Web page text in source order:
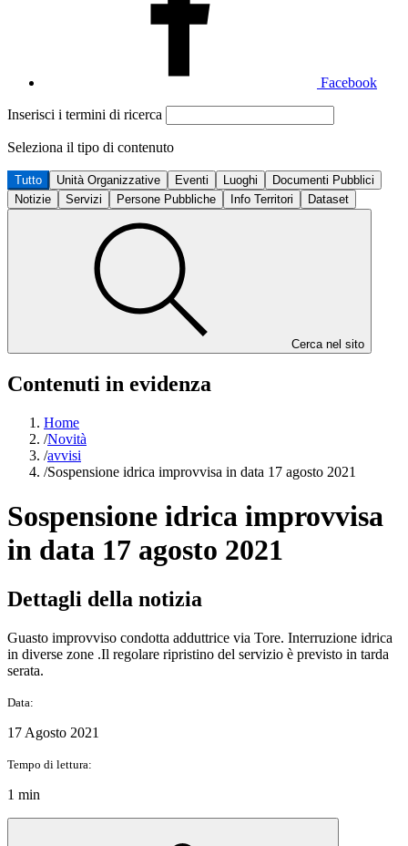
Facebook
Inserisci i termini di ricerca
Seleziona il tipo di contenuto
Tutto Unità Organizzative Eventi Luoghi
Documenti Pubblici
Notizie
Servizi Persone Pubbliche Info Territori Dataset
Cerca nel sito
Contenuti in evidenza
Home
/Novità
/avvisi
/Sospensione idrica improvvisa in data 17 agosto 2021
Sospensione idrica improvvisa
in data 17 agosto 2021
Dettagli della notizia
Guasto improvviso condotta adduttrice via Tore. Interruzione idrica
in diverse zone .Il regolare ripristino del servizio è previsto in tarda
serata.
Data:
17 Agosto 2021
Tempo di lettura:
1 min